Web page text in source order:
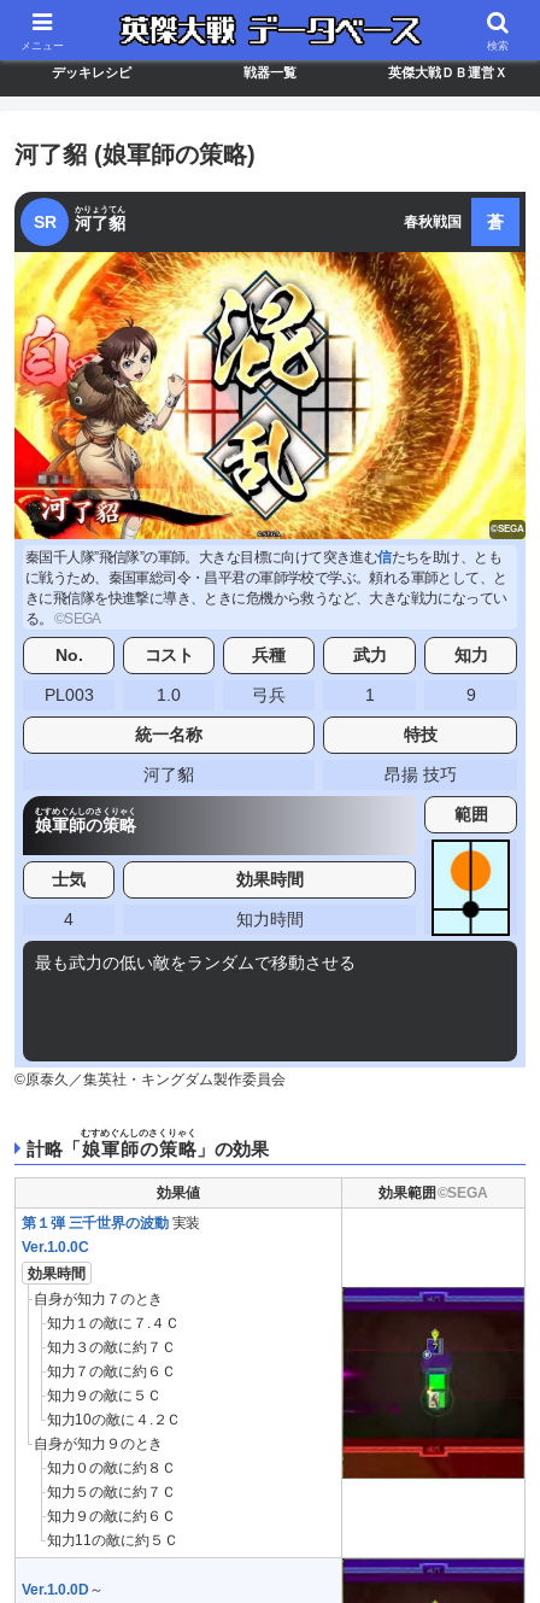
最新バージョン情報 武将ランキング カードリスト
デッキレシピ 戦器一覧 英傑大戦ＤＢ運営Ｘ
河了貂 (娘軍師の策略)
SR 河了貂
かりょうてん
春秋戦国 蒼
秦国千人隊”飛信隊”の軍師。大きな目標に向けて突き進む信たちを助け、とも
に戦うため、秦国軍総司令・昌平君の軍師学校で学ぶ。頼れる軍師として、と
きに飛信隊を快進撃に導き、ときに危機から救うなど、大きな戦力になってい
る。
No. コスト 兵種 武力 知力
PL003 1.0 弓兵 1 9
統一名称 特技
河了貂 昂揚 技巧
娘軍師の策略
むすめぐんしのさくりゃく 範囲
士気 効果時間
4 知力時間
最も武力の低い敵をランダムで移動させる
©原泰久／集英社・キングダム製作委員会
計略「 娘軍師の策略
むすめぐんしのさくりゃく
」の効果
効果値
効果範囲
第１弾 三千世界の波動実装
Ver.1.0.0C
効果時間
自身が知力７のとき
知力１の敵に７.４Ｃ
知力３の敵に約７Ｃ
知力７の敵に約６Ｃ
知力９の敵に５Ｃ
知力10の敵に４.２Ｃ
自身が知力９のとき
知力０の敵に約８Ｃ
知力５の敵に約７Ｃ
知力９の敵に約６Ｃ
知力11の敵に約５Ｃ
Ver.1.0.0D～
メニュー 検索